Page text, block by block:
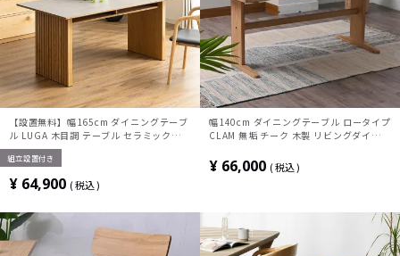
【設置無料】幅165cm ダイニングテーブ
ル LUGA 木目調 テーブル セラミック天板
棚付き 長方形 石目調テーブル おしゃれ
食卓テーブル 和モダン グレー ブラック
組立設置付き
¥ 64,900 税込
幅140cm ダイニングテーブル ロータイプ
CLAM 無垢 チーク 木製 リビングダイニン
ル 食卓テーブル おしゃれ ナチュラル 北
欧
¥ 66,000 税込